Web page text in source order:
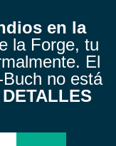
en la
la Forge, tu
El
no está